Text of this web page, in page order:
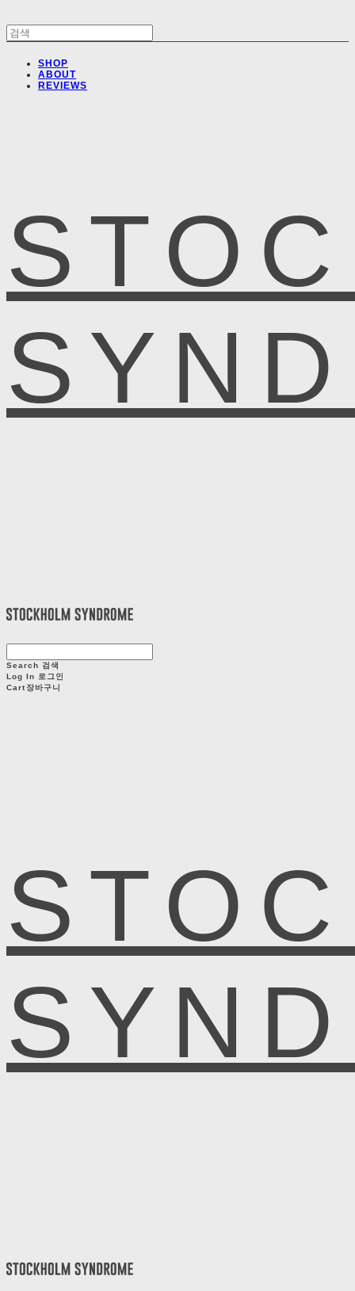
SHOP
ABOUT
REVIEWS
Search 검색
Log In 로그인
Cart장바구니